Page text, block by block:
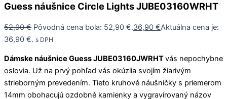
Guess náušnice Circle Lights JUBE03160WRHT
52,90€ Pôvodná cena bola: 52,90 €.36,90 €Aktuálna cena je:
36,90 €. s DPH
Dámske náušnice Guess JUBE03160JWRHTvás nepochybne
oslovia. Už na prvý pohľad vás okúzlia svojím žiarivým
strieborným prevedením. Tieto kruhové náušničky s priemerom
14mm obohacujú ozdobné kamienky a vygravírovaný názov